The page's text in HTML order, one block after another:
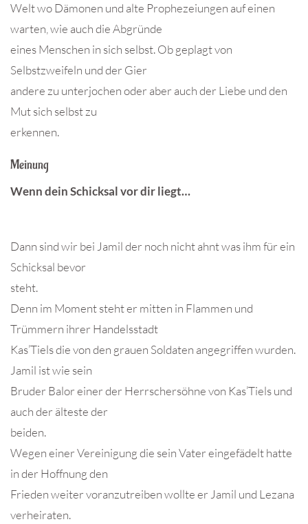
Welt wo Dämonen und alte Prophezeiungen auf einen
warten, wie auch die Abgründe
eines Menschen in sich selbst. Ob geplagt von
Selbstzweifeln und der Gier
andere zu unterjochen oder aber auch der Liebe und den
Mut sich selbst zu
erkennen.
Meinung
Wenn dein Schicksal vor dir liegt…
Dann sind wir bei Jamil der noch nicht ahnt was ihm für ein
Schicksal bevor
steht.
Denn im Moment steht er mitten in Flammen und
Trümmern ihrer Handelsstadt
Kas’Tiels die von den grauen Soldaten angegriffen wurden.
Jamil ist wie sein
Bruder Balor einer der Herrschersöhne von Kas’Tiels und
auch der älteste der
beiden.
Wegen einer Vereinigung die sein Vater eingefädelt hatte
in der Hoffnung den
Frieden weiter voranzutreiben wollte er Jamil und Lezana
verheiraten.